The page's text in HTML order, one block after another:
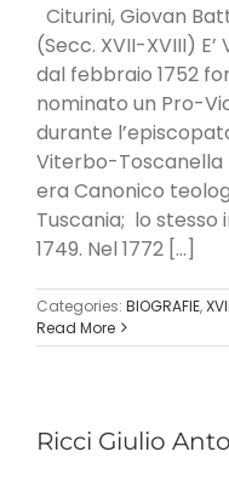
Citurini, Giovan
(Secc. XVII-XVIII)
dal febbraio 1752
nominato un Pro-
durante
Viterbo-Toscanella
era Canonico
Tuscania; lo stesso
1749. Nel 1772 [...]
Categories: BIOGRAFIE,XVII
Read More
Ricci Giulio